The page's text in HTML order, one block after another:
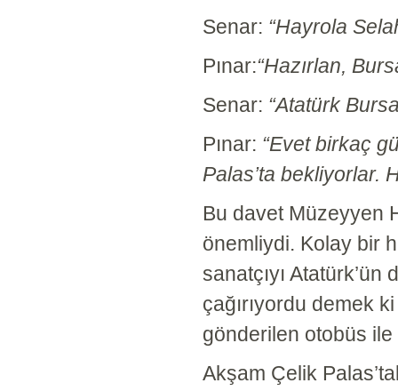
Senar: “Hayrola
Pınar:“Hazırlan,
Senar: “Atatürk
Pınar: “Evet birkaç
Palas’ta bekliyorlar.
Bu davet Müzeyyen
önemliydi. Kolay bir
sanatçıyı
çağırıyordu demek
gönderilen otobüs ile
Akşam Çelik